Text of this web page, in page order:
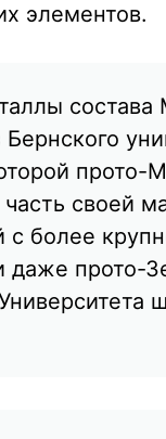
элементов.
прото-
своей
с более
даже прото-